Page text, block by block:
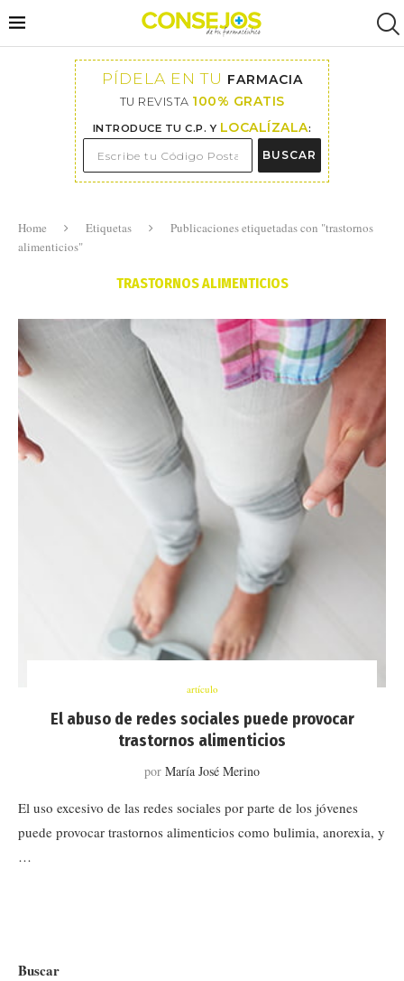
PÍDELA EN TU FARMACIA
TU REVISTA 100% GRATIS
INTRODUCE TU C.P. Y LOCALÍZALA:
BUSCAR
Home Etiquetas
Publicaciones etiquetadas con "trastornos
alimenticios"
TRASTORNOS ALIMENTICIOS
artículo
El abuso de redes sociales puede provocar
trastornos alimenticios
por María José Merino
El uso excesivo de las redes sociales por parte de los jóvenes
puede provocar trastornos alimenticios como bulimia, anorexia, y
…
Buscar